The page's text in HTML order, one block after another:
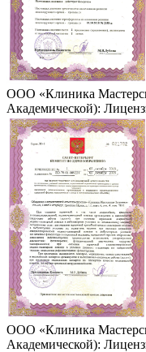
ООО «Клиника
Академической):
ООО «Клиника
Академической):